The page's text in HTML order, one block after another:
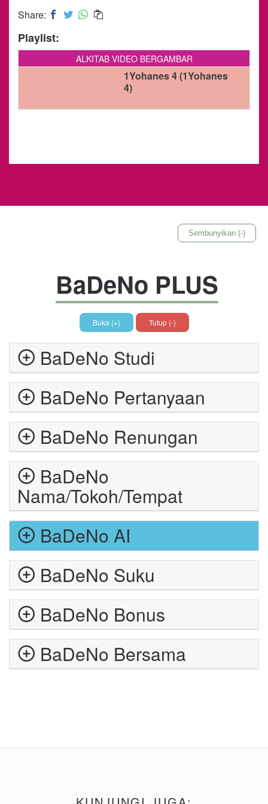
Share:
Playlist:
ALKITAB VIDEO BERGAMBAR
1Yohanes 4 (1Yohanes
4)
Sembunyikan (-)
BaDeNo PLUS
Buka (+) Tutup (-)
BaDeNo Studi
BaDeNo Pertanyaan
BaDeNo Renungan
BaDeNo
Nama/Tokoh/Tempat
BaDeNo AI
BaDeNo Suku
BaDeNo Bonus
BaDeNo Bersama